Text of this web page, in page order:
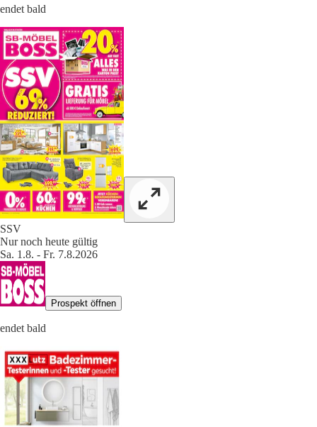
endet bald
SSV
Nur noch heute gültig
Sa. 1.8. - Fr. 7.8.2026
Prospekt öffnen
endet bald